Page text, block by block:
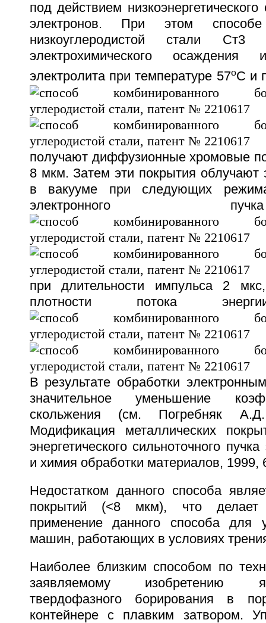
под действием низкоэнергетического
электронов. При этом
низкоуглеродистой стали Ст3
электрохимического осаждения
электролита при температуре 57oС и
получают диффузионные хромовые
8 мкм. Затем эти покрытия облучают
в вакууме при следующих
электронного
при длительности импульса 2 мкс,
плотности потока
В результате обработки
значительное уменьшение
скольжения (см. Погребняк
Модификация металлических
энергетического сильноточного
и химия обработки материалов, 1999,
Недостатком данного способа
покрытий (<8 мкм), что делает
применение данного способа для
машин, работающих в условиях
Наиболее близким способом по
заявляемому изобретению
твердофазного борирования в
контейнере с плавким затвором.